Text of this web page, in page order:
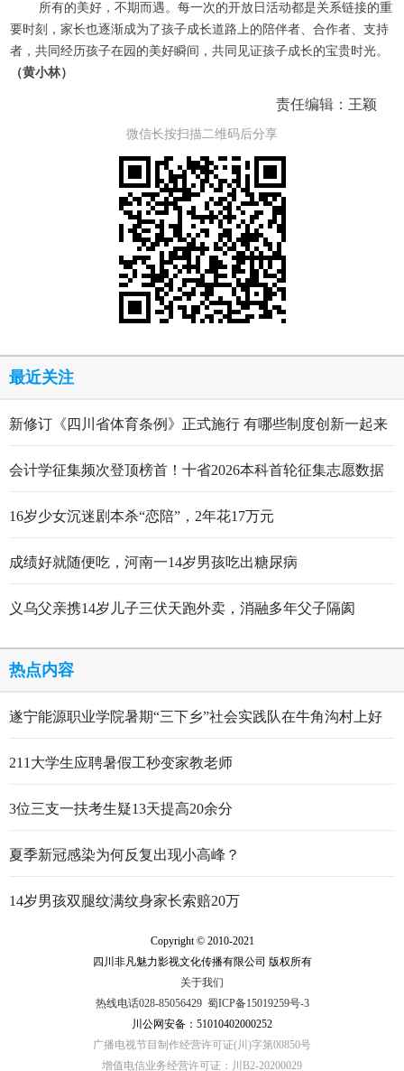
所有的美好，不期而遇。每一次的开放日活动都是关系链接的重
要时刻，家长也逐渐成为了孩子成长道路上的陪伴者、合作者、支持
者，共同经历孩子在园的美好瞬间，共同见证孩子成长的宝贵时光。
（黄小林）
责任编辑：王颖
微信长按扫描二维码后分享
最近关注
新修订《四川省体育条例》正式施行 有哪些制度创新一起来
会计学征集频次登顶榜首！十省2026本科首轮征集志愿数据
16岁少女沉迷剧本杀“恋陪”，2年花17万元
成绩好就随便吃，河南一14岁男孩吃出糖尿病
义乌父亲携14岁儿子三伏天跑外卖，消融多年父子隔阂
热点内容
遂宁能源职业学院暑期“三下乡”社会实践队在牛角沟村上好
211大学生应聘暑假工秒变家教老师
3位三支一扶考生疑13天提高20余分
夏季新冠感染为何反复出现小高峰？
14岁男孩双腿纹满纹身家长索赔20万
Copyright © 2010-2021
四川非凡魅力影视文化传播有限公司 版权所有
关于我们
热线电话028-85056429 蜀ICP备15019259号-3
川公网安备：51010402000252
广播电视节目制作经营许可证(川)字第00850号
增值电信业务经营许可证：川B2-20200029